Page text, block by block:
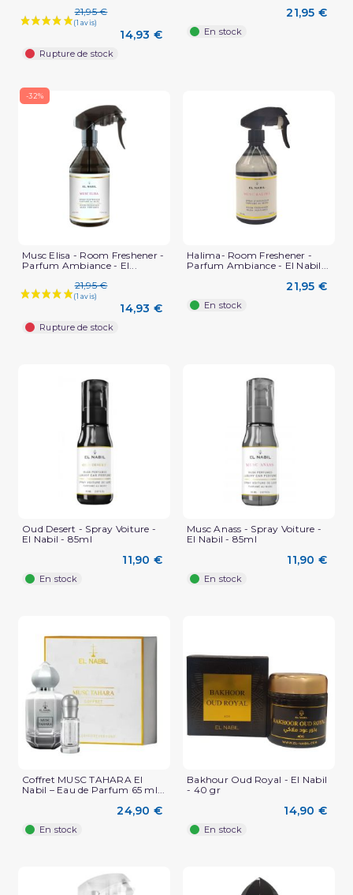
21,95 €
14,93 €
Rupture de stock
21,95 €
En stock
-32%
Musc Elisa - Room Freshener -
Parfum Ambiance - El...
21,95 €
14,93 €
Rupture de stock
Halima- Room Freshener -
Parfum Ambiance - El Nabil...
21,95 €
En stock
Oud Desert - Spray Voiture -
El Nabil - 85ml
11,90 €
En stock
Musc Anass - Spray Voiture -
El Nabil - 85ml
11,90 €
En stock
Coffret MUSC TAHARA El
Nabil – Eau de Parfum 65 ml...
24,90 €
En stock
Bakhour Oud Royal - El Nabil
- 40 gr
14,90 €
En stock